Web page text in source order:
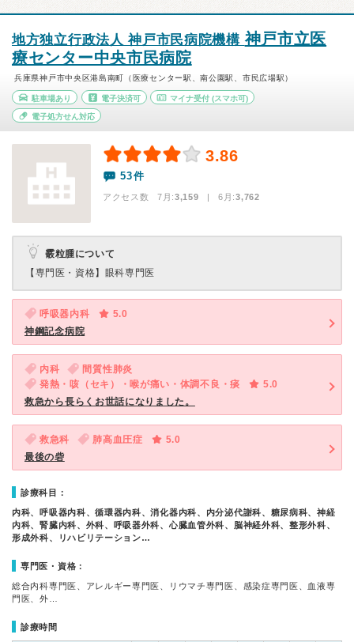
地方独立行政法人 神戸市民病院機構神戸市立医
療センター中央市民病院
兵庫県神戸市中央区港島南町（医療センター駅、南公園駅、市民広場駅）
駐車場あり 電子決済可 マイナ受付 (スマホ可)
電子処方せん対応
3.86
53件
アクセス数 7月:3,159 | 6月:3,762
霰粒腫について
【専門医・資格】 眼科専門医
呼吸器内科
5.0
神鋼記念病院
内科
間質性肺炎
発熱・咳（セキ）・喉が痛い・体調不良・痰
5.0
救急から長らくお世話になりました。
救急科 肺高血圧症
5.0
最後の砦
診療科目：
内科、呼吸器内科、循環器内科、消化器内科、内分泌代謝科、糖尿病科、神経
内科、腎臓内科、外科、呼吸器外科、心臓血管外科、脳神経外科、整形外科、
形成外科、リハビリテーション…
専門医・資格：
総合内科専門医、アレルギー専門医、リウマチ専門医、感染症専門医、血液専
門医、外…
診療時間